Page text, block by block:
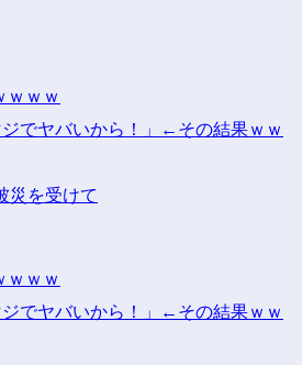
ｗｗｗ
でヤバいから！」←その結果ｗｗ
災を受けて
ｗｗｗ
でヤバいから！」←その結果ｗｗ